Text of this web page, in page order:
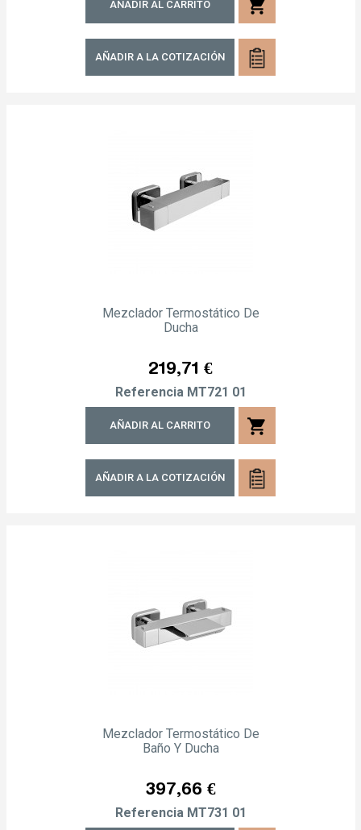
AÑADIR AL CARRITO shopping_cart
AÑADIR A LA COTIZACIÓN
Mezclador Termostático De
Ducha
Precio
219,71 €
Referencia MT721 01
AÑADIR AL CARRITO shopping_cart
AÑADIR A LA COTIZACIÓN
Mezclador Termostático De
Baño Y Ducha
Precio
397,66 €
Referencia MT731 01